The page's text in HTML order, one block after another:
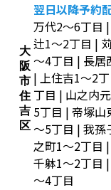
大
阪
市
住
吉
区
翌日以降予約
万代2～6丁目
辻1～2丁目 |
～4丁目 | 長居
| 上住吉1～2
丁目 | 山之内
5丁目 | 帝塚山
～5丁目 | 我孫
之町1～2丁目
千躰1～2丁目
～4丁目